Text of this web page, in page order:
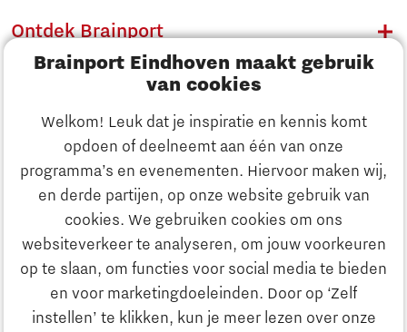
Brainport Eindhoven maakt gebruik
van cookies
Welkom! Leuk dat je inspiratie en kennis komt
opdoen of deelneemt aan één van onze
programma’s en evenementen. Hiervoor maken wij,
en derde partijen, op onze website gebruik van
cookies. We gebruiken cookies om ons
websiteverkeer te analyseren, om jouw voorkeuren
op te slaan, om functies voor social media te bieden
en voor marketingdoeleinden. Door op ‘Zelf
instellen’ te klikken, kun je meer lezen over onze
Ontdek Brainport
Innovatie
Ondernemen
Ontdek Brainport
Innovatie
Ondernemen
Onderwijs
Maatschappelijk
Strategie & Organisatie
Zoeken